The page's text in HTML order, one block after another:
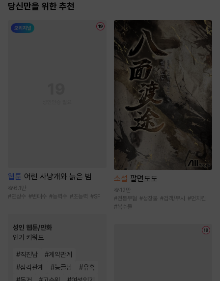
니에게서 도망칠
당신만을 위한 추천
웹툰 어린 사냥개와 늙은 범
6.1만
#연상수 #변태수 #능력수 #초능력 #SF
성인 웹툰/만화
인기 키워드
#직진남 #계약관계
#삼각관계 #능글남 #유혹
소설 팔면도도
12만
#전통무협 #성장물 #검객/무사 #먼치킨
#복수물